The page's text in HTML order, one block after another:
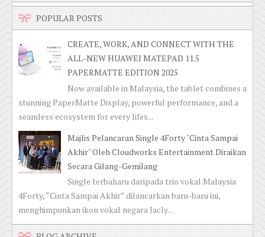
POPULAR POSTS
CREATE, WORK, AND CONNECT WITH THE
ALL-NEW HUAWEI MATEPAD 11.5
PAPERMATTE EDITION 2025
Now available in Malaysia, the tablet combines a
stunning PaperMatte Display, powerful performance, and a
seamless ecosystem for every lifes...
Majlis Pelancaran Single 4Forty "Cinta Sampai
Akhir" Oleh Cloudworks Entertainment Diraikan
Secara Gilang-Gemilang
Single terbaharu daripada trio vokal Malaysia
4Forty, “Cinta Sampai Akhir” dilancarkan baru-baru ini,
menghimpunkan ikon vokal negara Jacly...